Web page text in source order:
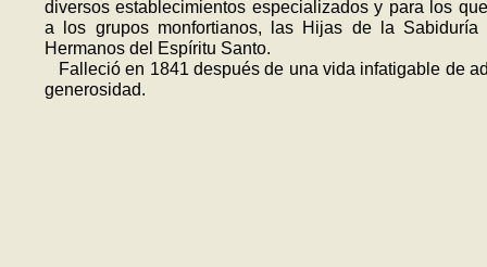
diversos establecimientos especializados y para los
a los grupos monfortianos, las Hijas de la
Hermanos del Espíritu Santo.
Falleció en 1841 después de una vida infatigable de
generosidad.